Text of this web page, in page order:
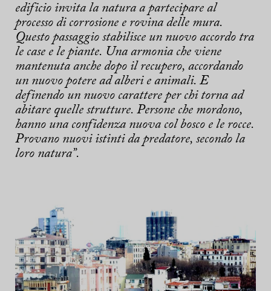
edificio invita la natura a partecipare al
processo di corrosione e rovina delle mura.
Questo passaggio stabilisce un nuovo accordo tra
le case e le piante. Una armonia che viene
mantenuta anche dopo il recupero, accordando
un nuovo potere ad alberi e animali. E
definendo un nuovo carattere per chi torna ad
abitare quelle strutture. Persone che mordono,
hanno una confidenza nuova col bosco e le rocce.
Provano nuovi istinti da predatore, secondo la
loro natura”.